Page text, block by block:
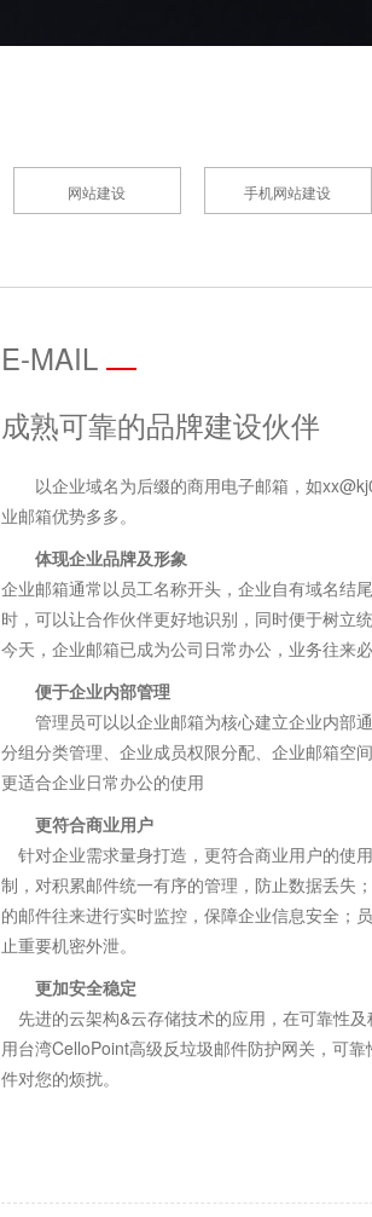
网站建设 手机网站建设
E-MAIL
成熟可靠的品牌建设伙伴
以企业域名为后缀的商用电子邮箱，如
业邮箱优势多多。
体现企业品牌及形象
企业邮箱通常以员工名称开头，企业自有域名结
时，可以让合作伙伴更好地识别，同时便于树立
今天，企业邮箱已成为公司日常办公，业务往来
便于企业内部管理
管理员可以以企业邮箱为核心建立企业内部
分组分类管理、企业成员权限分配、企业邮箱空
更适合企业日常办公的使用
更符合商业用户
针对企业需求量身打造，更符合商业用户的使
制，对积累邮件统一有序的管理，防止数据丢失
的邮件往来进行实时监控，保障企业信息安全；
止重要机密外泄。
更加安全稳定
先进的云架构&云存储技术的应用，在可靠性
用台湾CelloPoint高级反垃圾邮件防护网关，可
件对您的烦扰。